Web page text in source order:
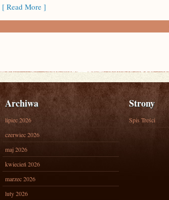
[ Read More ]
Archiwa
lipiec 2026
czerwiec 2026
maj 2026
kwiecień 2026
marzec 2026
luty 2026
Strony
Spis Treści